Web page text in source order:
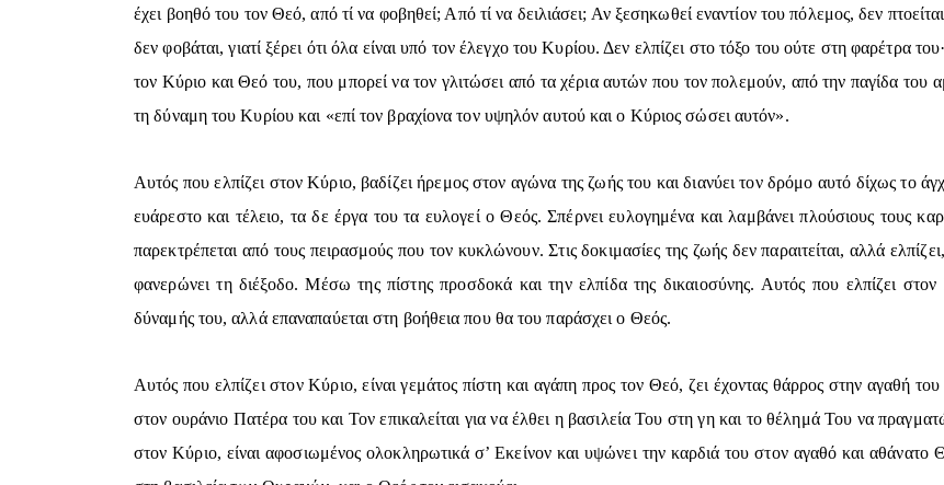
έχει βοηθό του τον Θεό, από τί να φοβηθεί; Από τί να δειλιάσει; Αν ξεσηκωθεί εναντίον του πόλεμος, δεν
δεν φοβάται, γιατί ξέρει ότι όλα είναι υπό τον έλεγχο του Κυρίου. Δεν ελπίζει στο τόξο του ούτε στη φαρέτρα
τον Κύριο και Θεό του, που μπορεί να τον γλιτώσει από τα χέρια αυτών που τον πολεμούν, από την παγίδα του
τη δύναμη του Κυρίου και «επί τον βραχίονα τον υψηλόν αυτού και ο Κύριος σώσει αυτόν».
Αυτός που ελπίζει στον Κύριο, βαδίζει ήρεμος στον αγώνα της ζωής του και διανύει τον δρόμο αυτό δίχως το
ευάρεστο και τέλειο, τα δε έργα του τα ευλογεί ο Θεός. Σπέρνει ευλογημένα και λαμβάνει πλούσιους τους
παρεκτρέπεται από τους πειρασμούς που τον κυκλώνουν. Στις δοκιμασίες της ζωής δεν παραιτείται, αλλά
φανερώνει τη διέξοδο. Μέσω της πίστης προσδοκά και την ελπίδα της δικαιοσύνης. Αυτός που ελπίζει
δύναμής του, αλλά επαναπαύεται στη βοήθεια που θα του παράσχει ο Θεός.
Αυτός που ελπίζει στον Κύριο, είναι γεμάτος πίστη και αγάπη προς τον Θεό, ζει έχοντας θάρρος στην αγαθή
στον ουράνιο Πατέρα του και Τον επικαλείται για να έλθει η βασιλεία Του στη γη και το θέλημά Του να
στον Κύριο, είναι αφοσιωμένος ολοκληρωτικά σ’ Εκείνον και υψώνει την καρδιά του στον αγαθό και